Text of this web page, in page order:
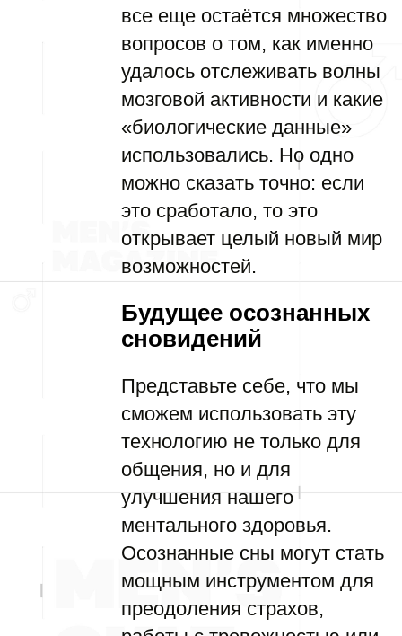
все еще остаётся множество
вопросов о том, как именно
удалось отслеживать волны
мозговой активности и какие
«биологические данные»
использовались. Но одно
можно сказать точно: если
это сработало, то это
открывает целый новый мир
возможностей.
Будущее осознанных
сновидений
Представьте себе, что мы
сможем использовать эту
технологию не только для
общения, но и для
улучшения нашего
ментального здоровья.
Осознанные сны могут стать
мощным инструментом для
преодоления страхов,